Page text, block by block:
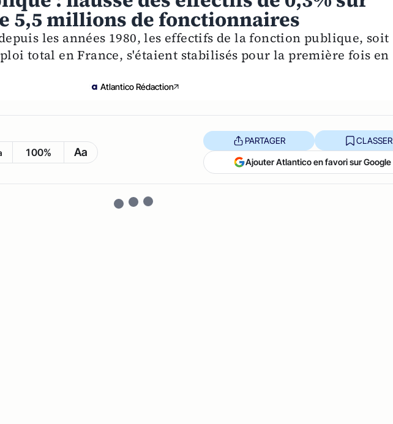
5,5 millions de fonctionnaires
les années 1980, les effectifs de la fonction publique, soit
total en France, s'étaient stabilisés pour la première fois en
Atlantico Rédaction
100% Aa
PARTAGER CLASSER
Ajouter Atlantico en favori sur Google